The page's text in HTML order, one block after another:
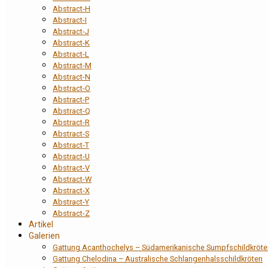
Abstract-H
Abstract-I
Abstract-J
Abstract-K
Abstract-L
Abstract-M
Abstract-N
Abstract-O
Abstract-P
Abstract-Q
Abstract-R
Abstract-S
Abstract-T
Abstract-U
Abstract-V
Abstract-W
Abstract-X
Abstract-Y
Abstract-Z
Artikel
Galerien
Gattung Acanthochelys – Südamerikanische
Gattung Chelodina – Australische Schlangenhalsschildkröten